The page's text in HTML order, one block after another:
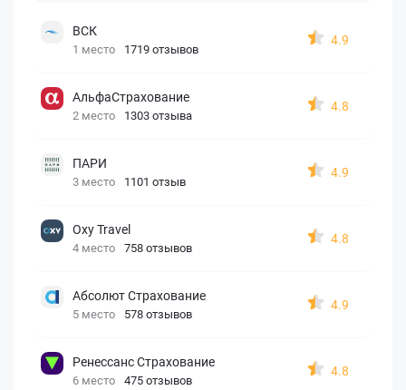
ВСК
1 место 1719 отзывов
4.9
АльфаСтрахование
2 место 1303 отзыва
4.8
ПАРИ
3 место 1101 отзыв
4.9
Oxy Travel
4 место 758 отзывов
4.8
Абсолют Страхование
5 место 578 отзывов
4.9
Ренессанс Страхование
6 место 475 отзывов
4.8